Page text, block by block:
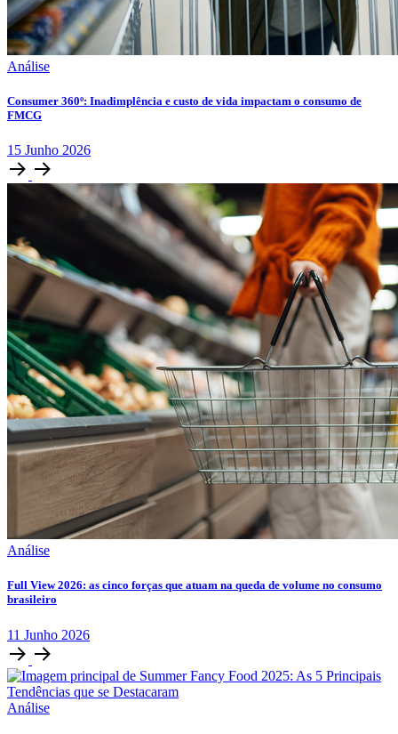
Análise
Consumer 360º: Inadimplência e custo de vida impactam o consumo de
FMCG
15 Junho 2026
Análise
Full View 2026: as cinco forças que atuam na queda de volume no consumo
brasileiro
11 Junho 2026
Análise